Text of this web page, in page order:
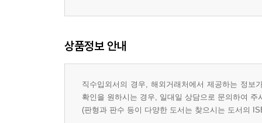
상품정보 안내
직수입외서의 경우, 해외거래처에서 제공하는 정
확인을 원하시는 경우, 일대일 상담으로 문의하여 주
(판형과 판수 등이 다양한 도서는 찾으시는 도서의